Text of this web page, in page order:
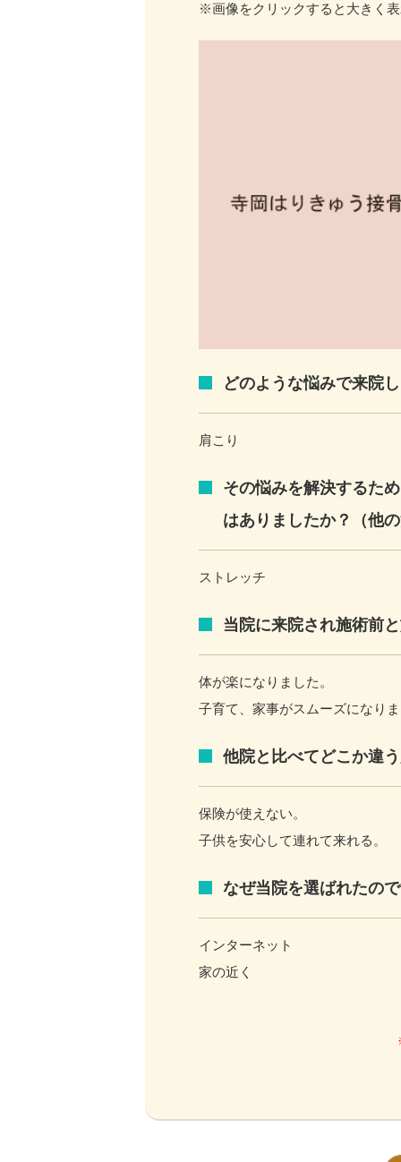
※画像をクリックすると大きく
どのような悩みで来院
肩こり
その悩みを解決するた
はありましたか？（他
ストレッチ
当院に来院され施術前
体が楽になりました。
子育て、家事がスムーズになり
他院と比べてどこか違
保険が使えない。
子供を安心して連れて来れる。
なぜ当院を選ばれたの
インターネット
家の近く